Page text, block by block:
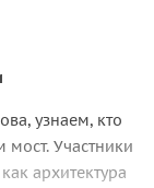
узнаем, кто
мост. Участники
архитектура